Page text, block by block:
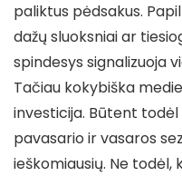
paliktus pėdsakus.
dažų sluoksniai ar
spindesys signalizuoja
Tačiau kokybiška
investicija. Būtent
pavasario ir vasaros
ieškomiausių. Ne